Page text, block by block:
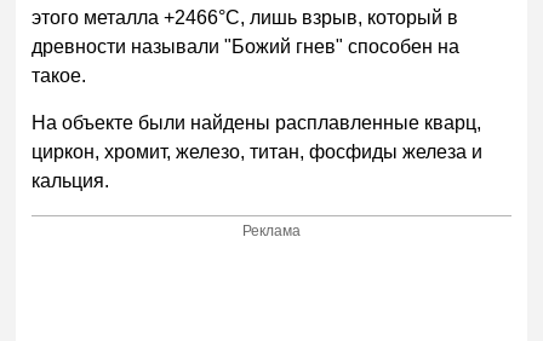
этого металла +2466°C, лишь взрыв, который в
древности называли "Божий гнев" способен на
такое.
На объекте были найдены расплавленные кварц,
циркон, хромит, железо, титан, фосфиды железа и
кальция.
Реклама